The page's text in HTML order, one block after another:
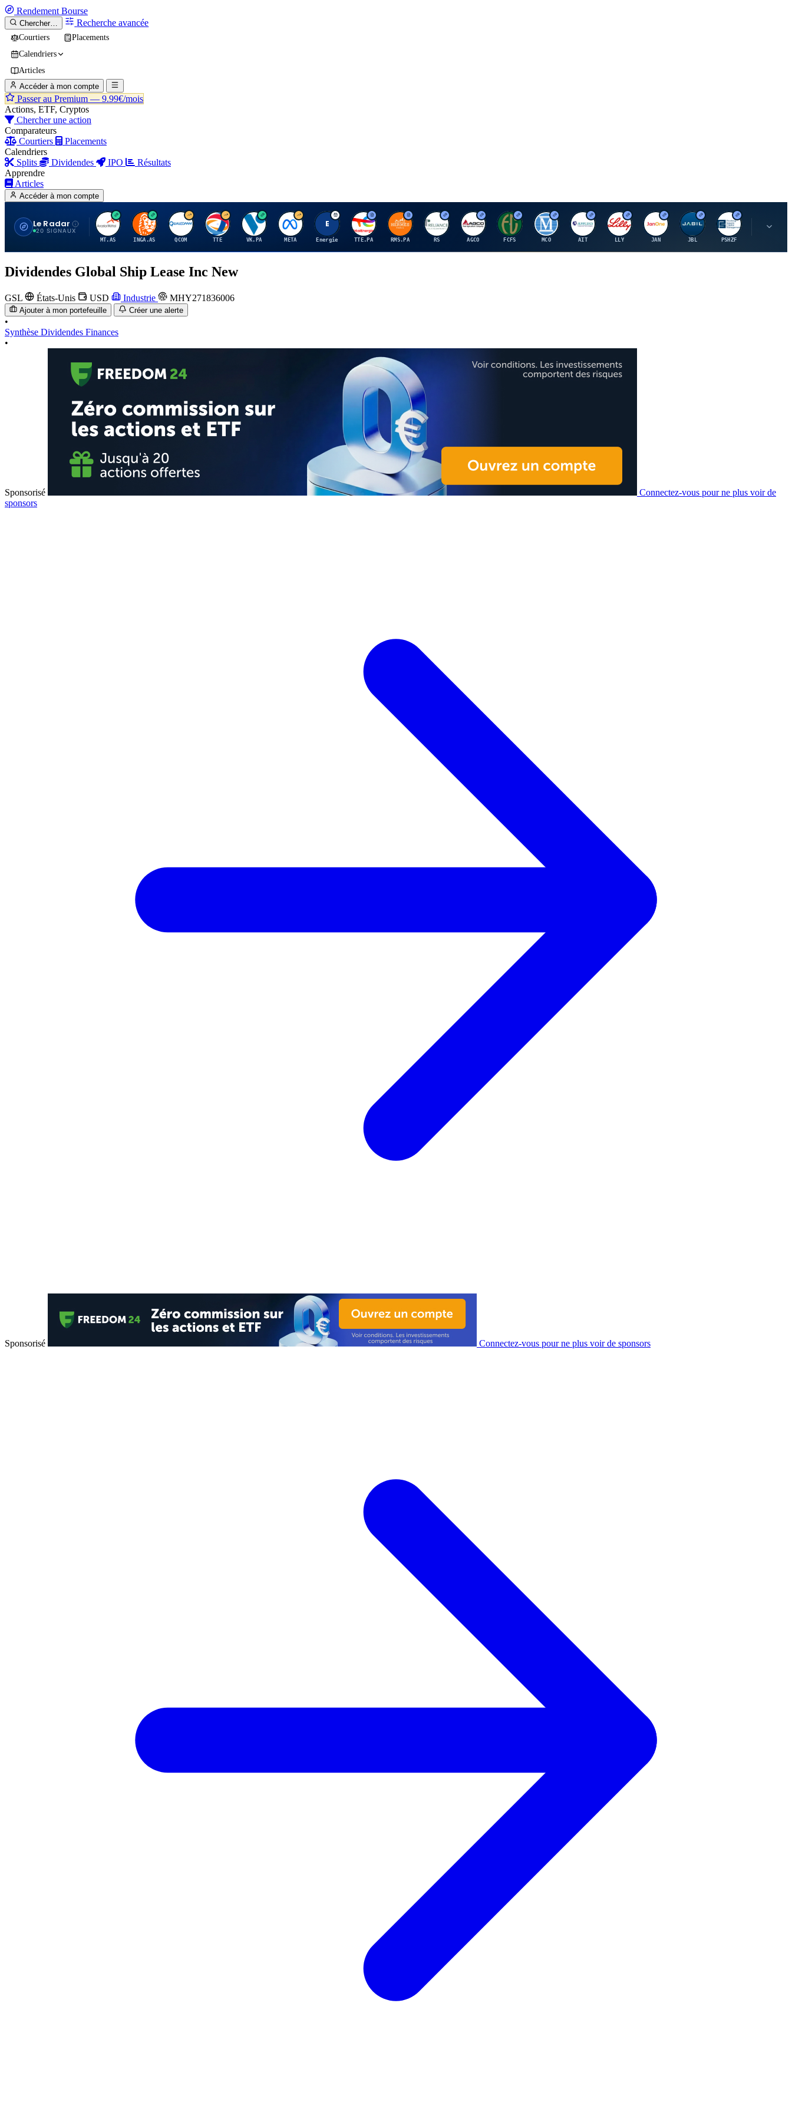
Rendement Bourse
Chercher… Recherche avancée
Courtiers
Placements
Calendriers
Articles
Accéder à mon compte
Passer au Premium — 9.99€/mois
Actions, ETF, Cryptos
Chercher une action
Comparateurs
Courtiers
Placements
Calendriers
Splits
Dividendes IPO
Résultats
Apprendre
Articles
Accéder à mon compte
Le Radar
20 SIGNAUX
A
MT.AS
I
INGA.AS
Q
QCOM
T
TTE
V
VK.PA
M
META
E
Energie
T
TTE.PA
H
RMS.PA
R
RS
A
AGCO
F
FCFS
M
MCO
A
AIT
E
LLY
J
JAN
J
JBL
P
PSHZF
O
Dividendes Global Ship Lease Inc New
GSL États-Unis USD Industrie MHY271836006
Ajouter à mon portefeuille Créer une alerte
•
Synthèse Dividendes Finances
•
Sponsorisé
Connectez-vous pour ne plus voir de
sponsors
Sponsorisé Connectez-vous pour ne plus voir de sponsors